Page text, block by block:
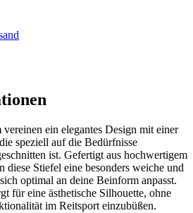
vereinen ein elegantes Design mit einer
speziell auf die Bedürfnisse
ist. Gefertigt aus hochwertigem
diese Stiefel eine besonders weiche und
optimal an deine Beinform anpasst.
für eine ästhetische Silhouette, ohne
im Reitsport einzubüßen.